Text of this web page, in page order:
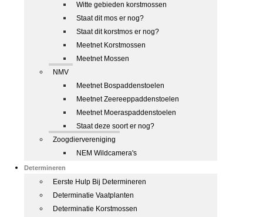
Witte gebieden korstmossen
Staat dit mos er nog?
Staat dit korstmos er nog?
Meetnet Korstmossen
Meetnet Mossen
NMV
Meetnet Bospaddenstoelen
Meetnet Zeereeppaddenstoelen
Meetnet Moeraspaddenstoelen
Staat deze soort er nog?
Zoogdiervereniging
NEM Wildcamera's
Determineren
Eerste Hulp Bij Determineren
Determinatie Vaatplanten
Determinatie Korstmossen